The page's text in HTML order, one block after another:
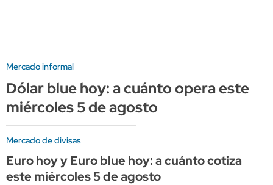
Mercado informal
Dólar blue hoy: a cuánto opera este
miércoles 5 de agosto
Mercado de divisas
Euro hoy y Euro blue hoy: a cuánto cotiza
este miércoles 5 de agosto